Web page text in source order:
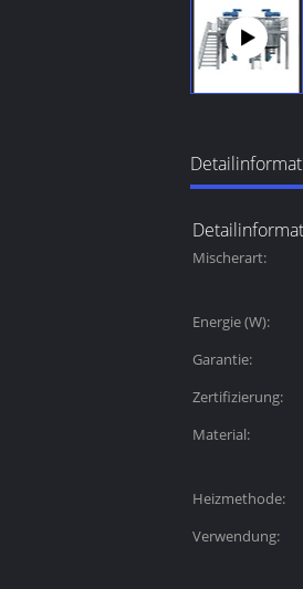
Mischerart:
Energie (W):
Garantie:
Zertifizierung:
Material:
Heizmethode:
Verwendung: